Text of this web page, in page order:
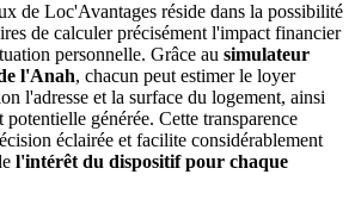
de Loc'Avantages réside dans la possibilité
de calculer précisément l'impact financier
personnelle. Grâce au simulateur
l'Anah, chacun peut estimer le loyer
l'adresse et la surface du logement, ainsi
générée. Cette transparence
éclairée et facilite considérablement
l'intérêt du dispositif pour chaque